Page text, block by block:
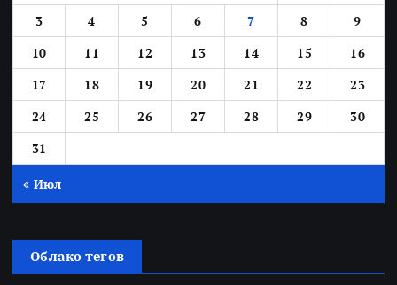
3
4 5 6 7 8
9
10
11 12 13 14 15
16
17
18 19 20 21 22
23
24
25 26 27 28 29
30
31
« Июл
Облако тегов